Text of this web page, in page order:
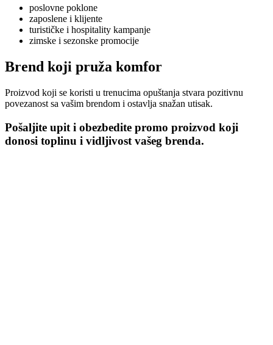
poslovne poklone
zaposlene i klijente
turističke i hospitality kampanje
zimske i sezonske promocije
Brend koji pruža komfor
Proizvod koji se koristi u trenucima opuštanja stvara pozitivnu
povezanost sa vašim brendom i ostavlja snažan utisak.
Pošaljite upit i obezbedite promo proizvod koji
donosi toplinu i vidljivost vašeg brenda.